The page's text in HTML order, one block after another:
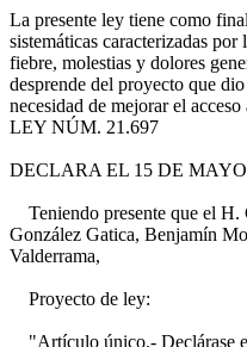
La presente ley tiene como
sistemáticas caracterizadas
fiebre, molestias y dolores
desprende del proyecto que
necesidad de mejorar el
LEY NÚM. 21.697
DECLARA EL 15 DE
Teniendo presente que el H.
González Gatica, Benjamín
Valderrama,
Proyecto de ley:
"Artículo único.- Declárase